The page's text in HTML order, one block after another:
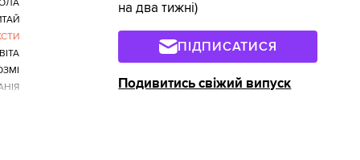
на два тижні)
ПІДПИСАТИСЯ
Подивитись свіжий випуск